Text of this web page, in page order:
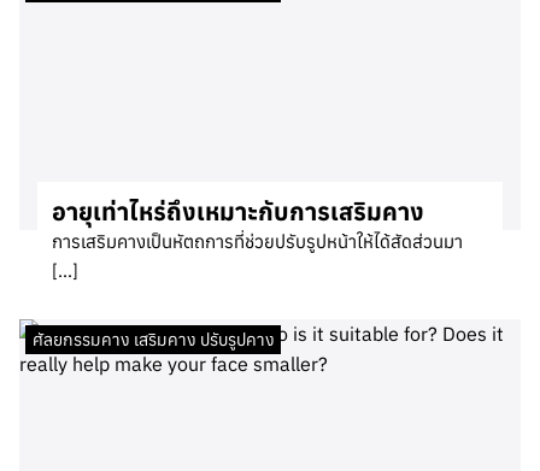
อายุเท่าไหร่ถึงเหมาะกับการเสริมคาง
การเสริมคางเป็นหัตถการที่ช่วยปรับรูปหน้าให้ได้สัดส่วนมา
[…]
ศัลยกรรมคาง เสริมคาง ปรับรูปคาง